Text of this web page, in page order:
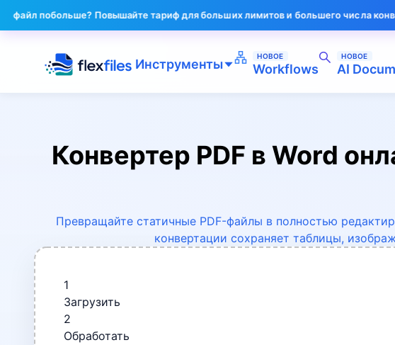
Повышайте тариф для больших лимитов и большего числа конверсий —
Инструменты
НОВОЕ
Workflows
НОВОЕ
AI
Конвертер PDF в Word
Превращайте статичные PDF-файлы в полностью
конвертации сохраняет таблицы,
1
Загрузить
2
Обработать